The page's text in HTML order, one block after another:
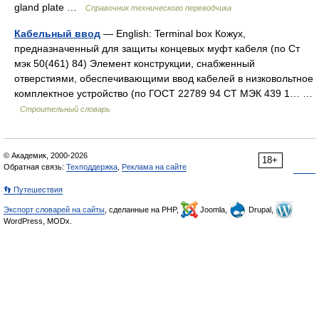
gland plate …
Справочник технического переводчика
Кабельный ввод — English: Terminal box Кожух,
предназначенный для защиты концевых муфт кабеля (по Ст
мэк 50(461) 84) Элемент конструкции, снабженный
отверстиями, обеспечивающими ввод кабелей в низковольтное
комплектное устройство (по ГОСТ 22789 94 СТ МЭК 439 1… …
Строительный словарь
18+
© Академик, 2000-2026
Обратная связь: Техподдержка Реклама на сайте
👣 Путешествия
Экспорт словарей на сайты , сделанные на PHP, Joomla,
Drupal,
WordPress, MODx.